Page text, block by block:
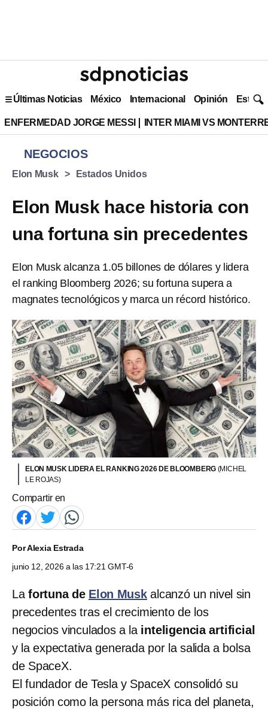
Últimas Noticias México Internacional Opinión Estilo
ENFERMEDAD JORGE MESSI INTER MIAMI VS
NEGOCIOS
Elon Musk Estados Unidos
Elon Musk hace historia con
una fortuna sin precedentes
Elon Musk alcanza 1.05 billones de dólares y lidera
el ranking Bloomberg 2026; su fortuna supera a
magnates tecnológicos y marca un récord histórico.
ELON MUSK LIDERA EL RANKING 2026 DE BLOOMBERG (MICHEL
LE ROJAS)
Compartir en
PorAlexia Estrada
junio 12, 2026 a las 17:21 GMT-6
La fortuna de Elon Muskalcanzó un nivel sin
precedentes tras el crecimiento de los
negocios vinculados a la inteligencia artificial
y la expectativa generada por la salida a bolsa
de SpaceX.
El fundador de Tesla y SpaceX consolidó su
posición como la persona más rica del planeta,